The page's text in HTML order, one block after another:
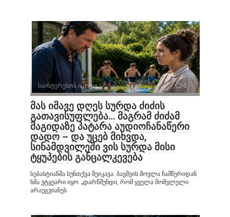
საინტერესოა იცოდე 0
მას იმავე დღეს სურდა ძიძის
გათავისუფლება… მაგრამ ძიძამ
მაგიდაზე პატარა აუდიოჩანაწერი
დადო – და უცებ მიხვდა,
სინამდვილეში ვის სურდა მისი
ტყუპების განცალკევება
სებასტიანმა სუნთქვა შეიკავა. ბავშვის მოვლა ჩამწერიდან
ხმა უტყუარი იყო. „დარწმუნდი, რომ ყველა მომვლელი
არაუგვიანეს